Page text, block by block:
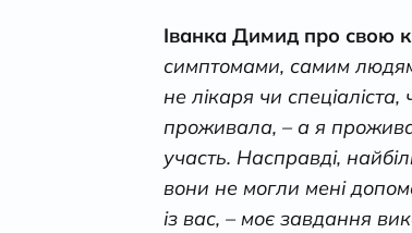
Іванка Димид про свою
симптомами, самим
не лікаря чи
проживала, – а я
участь. Насправді,
вони не могли мені
із вас, – моє завдання